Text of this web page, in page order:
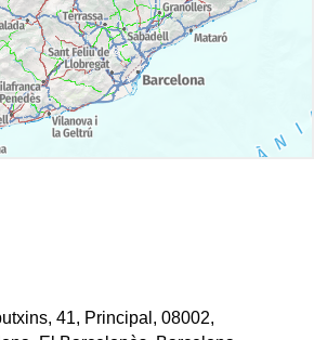
41, Principal, 08002,